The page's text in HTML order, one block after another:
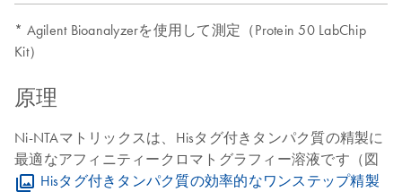
* Agilent Bioanalyzerを使用して測定（Protein 50 LabChip
Kit）
原理
Ni-NTAマトリックスは、Hisタグ付きタンパク質の精製に
最適なアフィニティークロマトグラフィー溶液です（図
Hisタグ付きタンパク質の効率的なワンステップ精製